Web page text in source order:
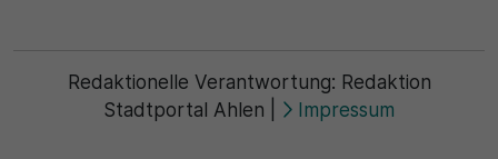
Redaktionelle Verantwortung: Redaktion
Stadtportal Ahlen
Impressum